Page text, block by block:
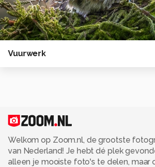
Vuurwerk
Welkom op Zoom.nl, de grootste
van Nederland! Je hebt dé plek
alleen je mooiste foto's te delen, maar